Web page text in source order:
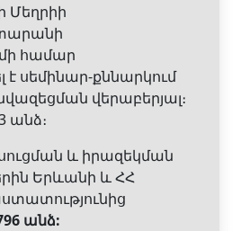
Մեղրիի
համար
սեմինար-քննարկում
վերաբերյալ։
անձ։
և իրազեկման
Երևանի և ՀՀ
անձ: